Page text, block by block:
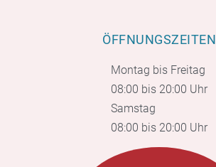
ÖFFNUNGSZEITEN
Montag bis Freitag
08:00 bis 20:00 Uhr
Samstag
08:00 bis 20:00 Uhr